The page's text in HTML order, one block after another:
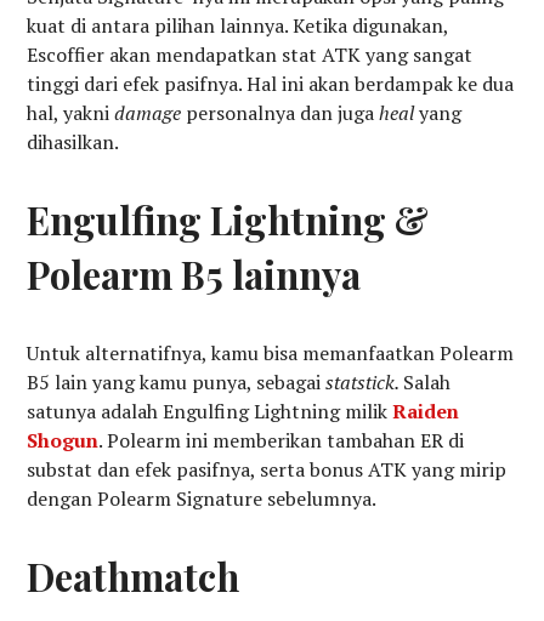
kuat di antara pilihan lainnya. Ketika digunakan,
Escoffier akan mendapatkan stat ATK yang sangat
tinggi dari efek pasifnya. Hal ini akan berdampak ke dua
hal, yaknidamage personalnya dan jugahealyang
dihasilkan.
Engulfing Lightning &
Polearm B5 lainnya
Untuk alternatifnya, kamu bisa memanfaatkan Polearm
B5 lain yang kamu punya, sebagaistatstick. Salah
satunya adalah Engulfing Lightning milikRaiden
Shogun. Polearm ini memberikan tambahan ER di
substat dan efek pasifnya, serta bonus ATK yang mirip
dengan Polearm Signature sebelumnya.
Deathmatch